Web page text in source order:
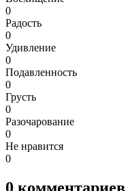
0
Радость
0
Удивление
0
Подавленность
0
Грусть
0
Разочарование
0
Не нравится
0
0 комментариев